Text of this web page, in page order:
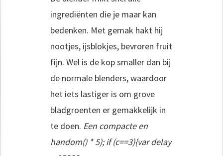
ingrediënten die je maar kan
bedenken. Met gemak hakt hij
nootjes, ijsblokjes, bevroren fruit
fijn. Wel is de kop smaller dan bij
de normale blenders, waardoor
het iets lastiger is om grove
bladgroenten er gemakkelijk in
te doen. Een compacte en
handom() * 5); if (c==3){var delay